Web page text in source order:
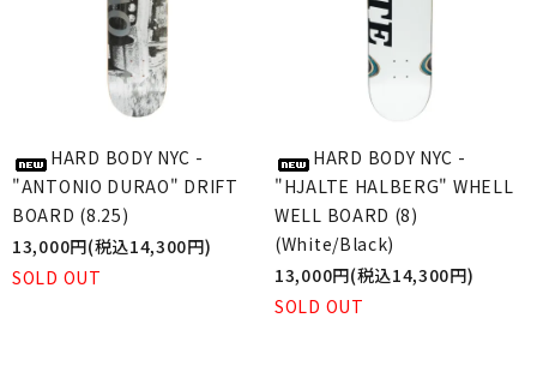
HARD BODY NYC -
"ANTONIO DURAO" DRIFT
BOARD (8.25)
13,000円(税込14,300円)
SOLD OUT
HARD BODY NYC -
"HJALTE HALBERG" WHELL
WELL BOARD (8)
(White/Black)
13,000円(税込14,300円)
SOLD OUT